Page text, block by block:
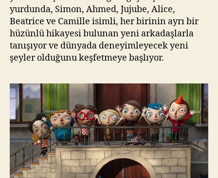
yurdunda, Simon, Ahmed, Jujube, Alice,
Beatrice ve Camille isimli, her birinin ayrı bir
hüzünlü hikayesi bulunan yeni arkadaşlarla
tanışıyor ve dünyada deneyimleyecek yeni
şeyler olduğunu keşfetmeye başlıyor.